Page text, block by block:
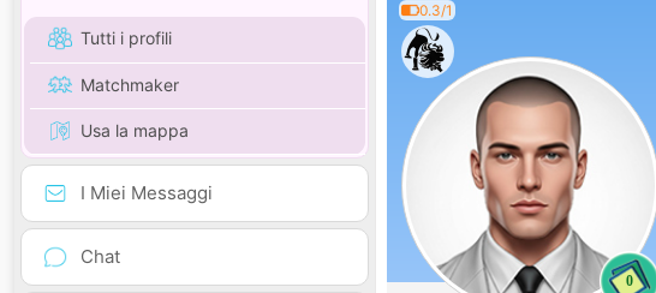
Tutti i profili
Matchmaker
Usa la mappa
I Miei Messaggi
Chat
0.3/1
0